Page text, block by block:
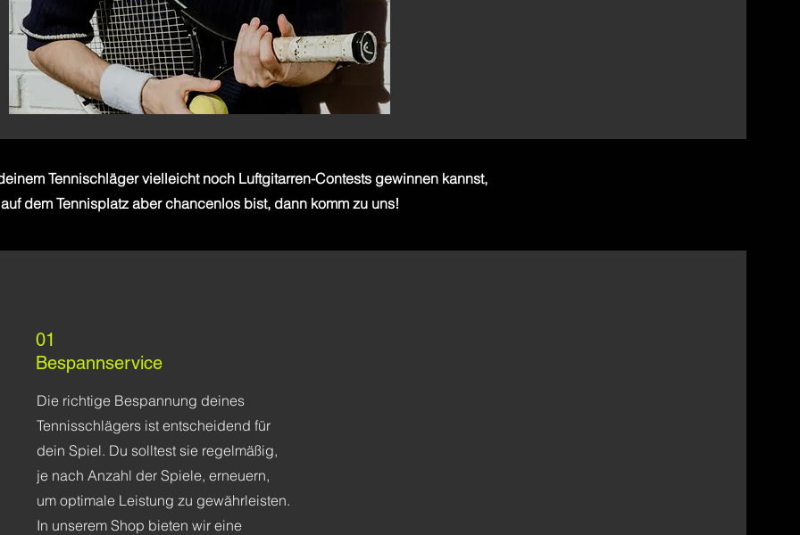
Tennischläger vielleicht noch Luftgitarren-Contests gewinnen kannst,
auf dem Tennisplatz aber chancenlos bist, dann komm zu uns!
01
Bespannservice
Die richtige Bespannung deines
Tennisschlägers ist entscheidend für
dein Spiel. Du solltest sie regelmäßig,
je nach Anzahl der Spiele, erneuern,
um optimale Leistung zu gewährleisten.
In unserem Shop bieten wir eine